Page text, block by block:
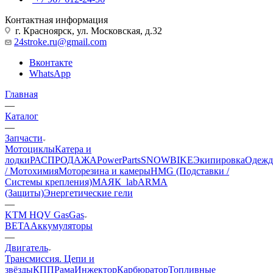
Контактная информация
г. Красноярск, ул. Московская, д.32
24stroke.ru@gmail.com
Вконтакте
WhatsApp
Главная
—
Каталог
—
Запчасти
МотоциклыКатера и
лодкиРАСПРОДАЖАPowerPartsSNOWBIKEЭкипировка
/ МотохимияМоторезина и камерыHMG (Подставки /
Системы крепления)МАЯК_labARMA
(Защиты)Энергетические гели
—
KTM HQV GasGas
BETAАккумуляторы
—
Двигатель
Трансмиссия. Цепи и
звёздыКППРамаИнжекторКарбюраторТопливные